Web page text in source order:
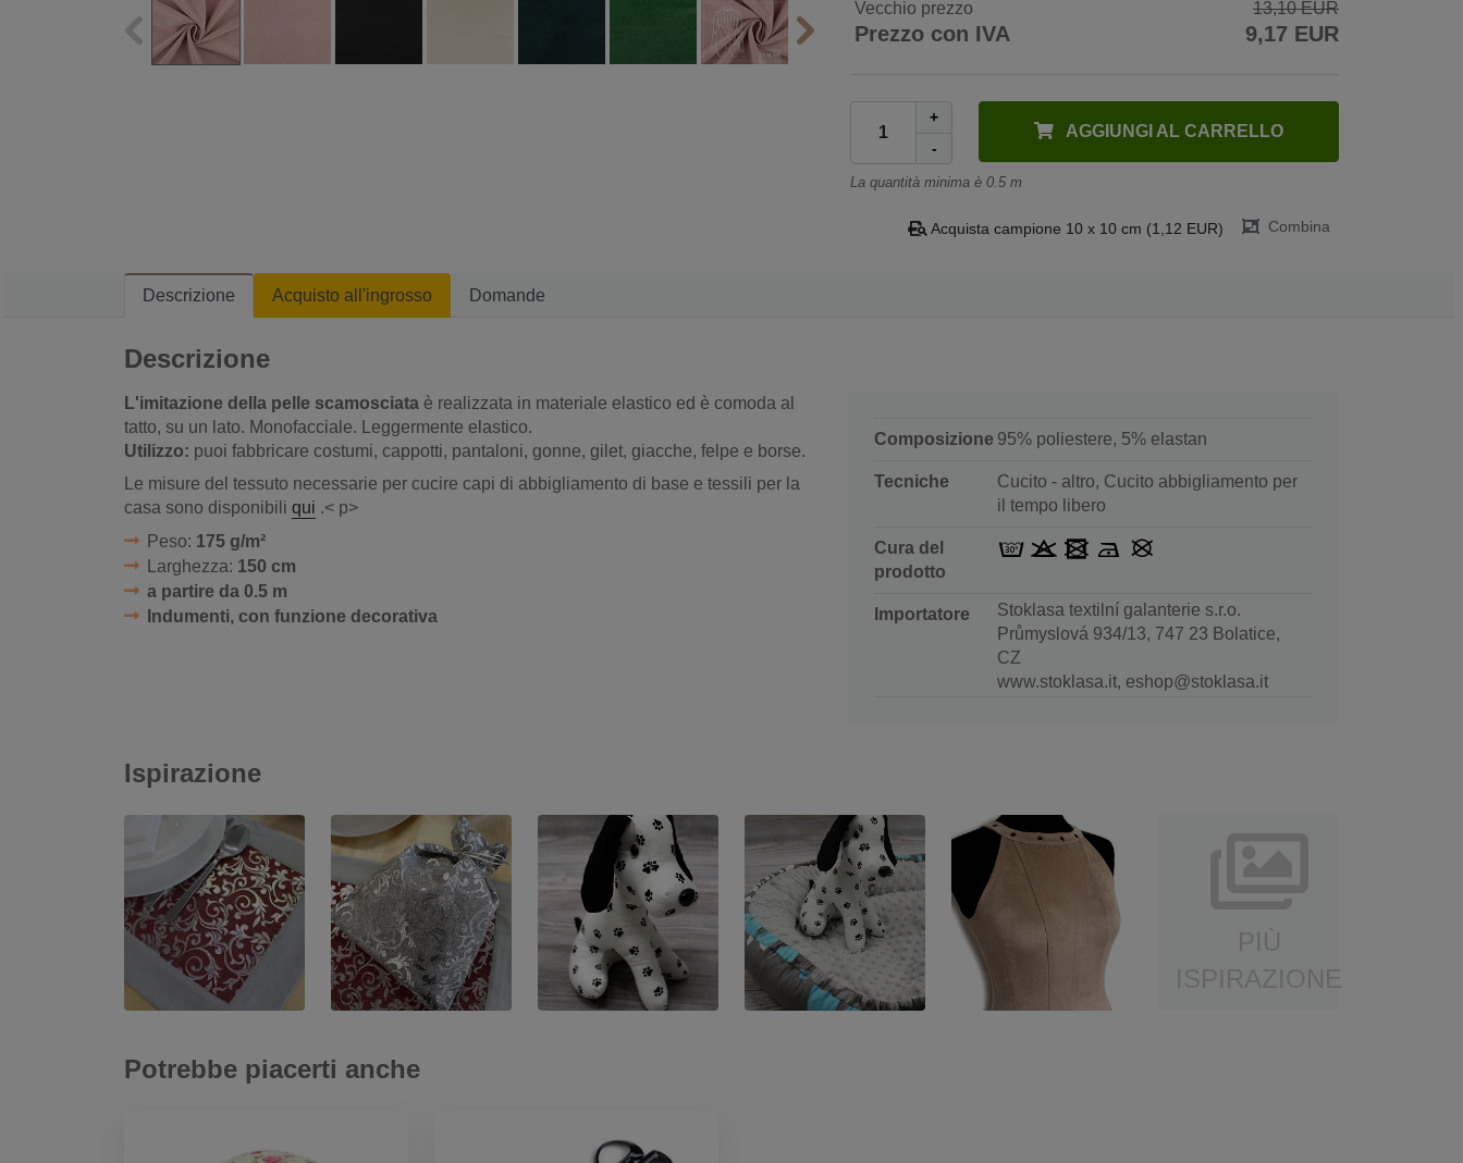
Vecchio prezzo 13,10 EUR
Prezzo con IVA 9,17 EUR
+
-
AGGIUNGI AL CARRELLO
La quantità minima è 0.5 m
Acquista campione 10 x 10 cm (1,12 EUR) Combina
Descrizione Acquisto all'ingrosso Domande
Descrizione
L'imitazione della pelle scamosciata è realizzata in materiale elastico ed è comoda al
tatto, su un lato. Monofacciale. Leggermente elastico.
Utilizzo: puoi fabbricare costumi, cappotti, pantaloni, gonne, gilet, giacche, felpe e borse.
Le misure del tessuto necessarie per cucire capi di abbigliamento di base e tessili per la
casa sono disponibili qui .< p>
Peso: 175 g/m²
Larghezza: 150 cm
a partire da 0.5 m
Indumenti, con funzione decorativa
Composizione 95% poliestere, 5% elastan
Tecniche
Cucito - altro, Cucito abbigliamento per
il tempo libero
Cura del
prodotto
Importatore
Stoklasa textilní galanterie s.r.o.
Průmyslová 934/13, 747 23 Bolatice,
CZ
www.stoklasa.it, eshop@stoklasa.it
Ispirazione
ISPIRAZIONE
Potrebbe piacerti anche